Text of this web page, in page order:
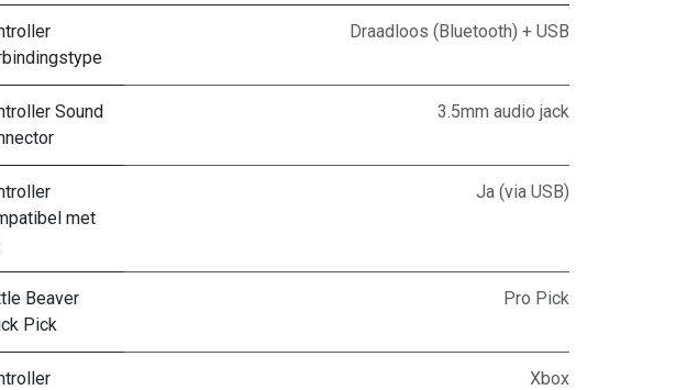
Draadloos (Bluetooth) + USB
Sound
3.5mm audio jack
met
Ja (via USB)
Beaver
Pick
Pro Pick
Xbox